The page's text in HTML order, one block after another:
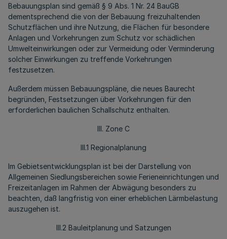
Bebauungsplan sind gemäß § 9 Abs. 1 Nr. 24 BauGB
dementsprechend die von der Bebauung freizuhaltenden
Schutzflächen und ihre Nutzung, die Flächen für besondere
Anlagen und Vorkehrungen zum Schutz vor schädlichen
Umwelteinwirkungen oder zur Vermeidung oder Verminderung
solcher Einwirkungen zu treffende Vorkehrungen
festzusetzen.
Außerdem müssen Bebauungspläne, die neues Baurecht
begründen, Festsetzungen über Vorkehrungen für den
erforderlichen baulichen Schallschutz enthalten.
III. Zone C
III.1 Regionalplanung
Im Gebietsentwicklungsplan ist bei der Darstellung von
Allgemeinen Siedlungsbereichen sowie Ferieneinrichtungen und
Freizeitanlagen im Rahmen der Abwägung besonders zu
beachten, daß langfristig von einer erheblichen Lärmbelastung
auszugehen ist.
III.2 Bauleitplanung und Satzungen